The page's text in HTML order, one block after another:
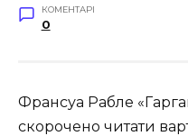
КОМЕНТАРІ
0
Франсуа Рабле
скорочено читати